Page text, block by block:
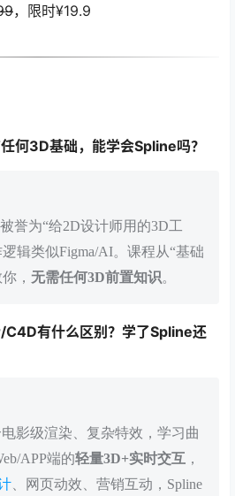
，限时¥19.9
何3D基础，能学会Spline吗？
誉为“给2D设计师用的3D工
辑类似Figma/AI。课程从“基础
， 无需任何3D前置知识。
有什么区别？学了Spline还
影级渲染、复杂特效，学习曲
APP端的轻量3D+实时交互 ，
、网页动效、营销互动，Spline